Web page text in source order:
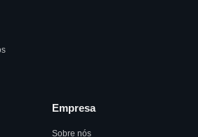
Empresa
Sobre nós